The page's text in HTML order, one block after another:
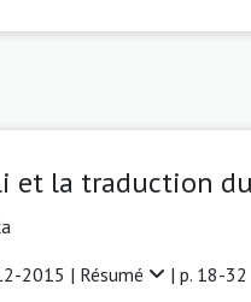
et la traduction
2015 | Résumé | p. 18-32